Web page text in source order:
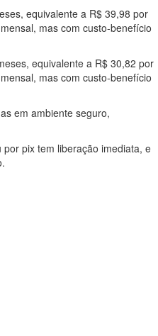
equivalente a R$ 39,98 por
mas com custo-benefício
equivalente a R$ 30,82 por
mas com custo-benefício
em ambiente seguro,
pix tem liberação imediata, e